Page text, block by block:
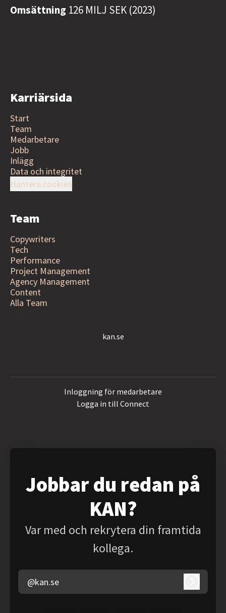
Omsättning 126 MILJ SEK (2023)
Karriärsida
Start
Team
Medarbetare
Jobb
Inlägg
Data och integritet
Hantera cookies
Team
Copywriters
Tech
Performance
Project Management
Agency Management
Content
Alla Team
kan.se
Inloggning för medarbetare
Logga in till Connect
Jobbar du redan på
KAN?
Var med och rekrytera din framtida
kollega.
@kan.se